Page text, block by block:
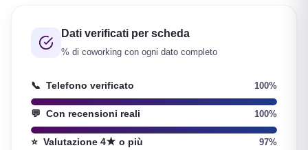
Dati verificati per scheda
% di coworking con ogni dato completo
📞 Telefono verificato 100%
💬 Con recensioni reali 100%
⭐ Valutazione 4★ o più 97%